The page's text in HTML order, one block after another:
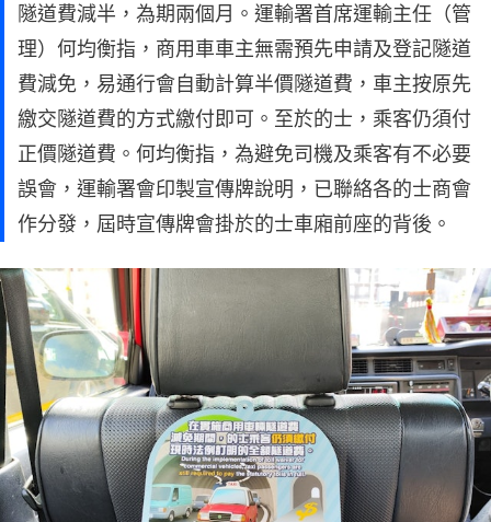
隧道費減半，為期兩個月。運輸署首席運輸主任（管
理）何均衡指，商用車車主無需預先申請及登記隧道
費減免，易通行會自動計算半價隧道費，車主按原先
繳交隧道費的方式繳付即可。至於的士，乘客仍須付
正價隧道費。何均衡指，為避免司機及乘客有不必要
誤會，運輸署會印製宣傳牌說明，已聯絡各的士商會
作分發，屆時宣傳牌會掛於的士車廂前座的背後。